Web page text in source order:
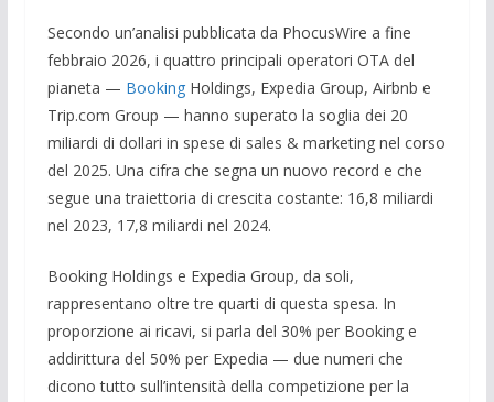
Secondo un’analisi pubblicata da PhocusWire a fine
febbraio 2026, i quattro principali operatori OTA del
pianeta — BookingHoldings, Expedia Group, Airbnb e
Trip.com Group — hanno superato la soglia dei 20
miliardi di dollari in spese di sales & marketing nel corso
del 2025. Una cifra che segna un nuovo record e che
segue una traiettoria di crescita costante: 16,8 miliardi
nel 2023, 17,8 miliardi nel 2024.
Booking Holdings e Expedia Group, da soli,
rappresentano oltre tre quarti di questa spesa. In
proporzione ai ricavi, si parla del 30% per Booking e
addirittura del 50% per Expedia — due numeri che
dicono tutto sull’intensità della competizione per la